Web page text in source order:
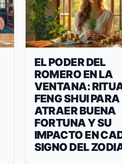
EL PODER DEL
ROMERO EN LA
VENTANA:
FENG SHUI PARA
ATRAER BUENA
FORTUNA Y SU
IMPACTO EN
SIGNO DEL